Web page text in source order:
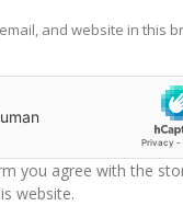
and website in this
you agree with the
website.